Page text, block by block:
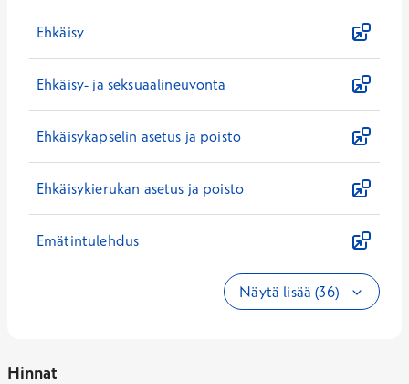
Ehkäisy
Ehkäisy- ja seksuaalineuvonta
Ehkäisykapselin asetus ja poisto
Ehkäisykierukan asetus ja poisto
Emätintulehdus
Näytä lisää (36)
Hinnat